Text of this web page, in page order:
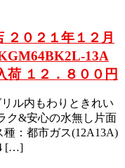
２０２１年１２月
13A
１２．８００円
ル内もわりときれい
ク&安心の水無し片面
：都市ガス(12A13A)
[…]